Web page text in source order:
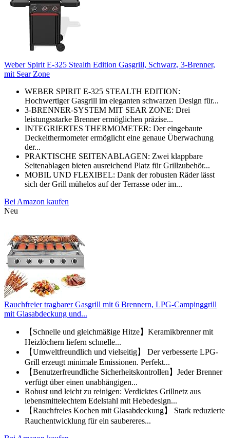
Weber Spirit E-325 Stealth Edition Gasgrill, Schwarz, 3-Brenner,
mit Sear Zone
WEBER SPIRIT E-325 STEALTH EDITION:
Hochwertiger Gasgrill im eleganten schwarzen Design für...
3-BRENNER-SYSTEM MIT SEAR ZONE: Drei
leistungsstarke Brenner ermöglichen präzise...
INTEGRIERTES THERMOMETER: Der eingebaute
Deckelthermometer ermöglicht eine genaue Überwachung
der...
PRAKTISCHE SEITENABLAGEN: Zwei klappbare
Seitenablagen bieten ausreichend Platz für Grillzubehör...
MOBIL UND FLEXIBEL: Dank der robusten Räder lässt
sich der Grill mühelos auf der Terrasse oder im...
Bei Amazon kaufen
Neu
Rauchfreier tragbarer Gasgrill mit 6 Brennern, LPG-Campinggrill
mit Glasabdeckung und...
【Schnelle und gleichmäßige Hitze】Keramikbrenner mit
Heizlöchern liefern schnelle...
【Umweltfreundlich und vielseitig】 Der verbesserte LPG-
Grill erzeugt minimale Emissionen. Perfekt...
【Benutzerfreundliche Sicherheitskontrollen】Jeder Brenner
verfügt über einen unabhängigen...
Robust und leicht zu reinigen: Verdicktes Grillnetz aus
lebensmittelechtem Edelstahl mit Hebedesign...
【Rauchfreies Kochen mit Glasabdeckung】 Stark reduzierte
Rauchentwicklung für ein saubereres...